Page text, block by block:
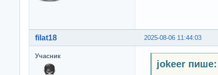
2025-08-06 11:44:03
filat18
Учасник
jokeer пише: